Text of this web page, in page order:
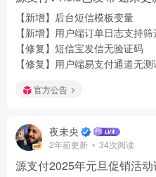
【新增】后台短信模板变量
【新增】用户端订单日志支持筛
【修复】短信宝发信无验证码
【修复】用户端易支付通道无
官方公告
夜未央
2年前更新 34次阅读
源支付2025年元旦促销活动